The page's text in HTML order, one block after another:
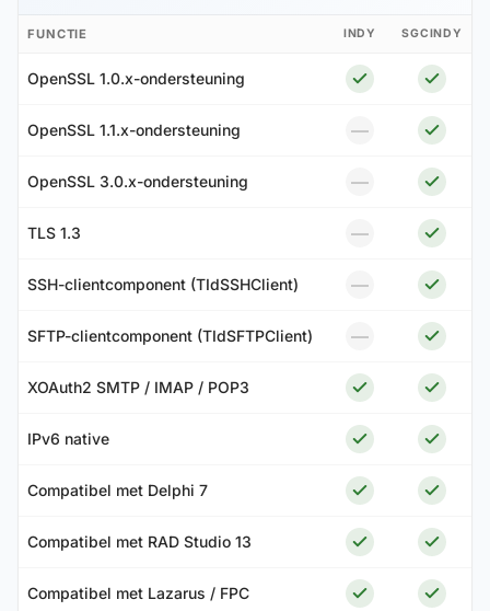
FUNCTIE INDY SGCINDY
OpenSSL 1.0.x-ondersteuning
OpenSSL 1.1.x-ondersteuning —
OpenSSL 3.0.x-ondersteuning —
TLS 1.3 —
SSH-clientcomponent (TIdSSHClient) —
SFTP-clientcomponent (TIdSFTPClient) —
XOAuth2 SMTP / IMAP / POP3
IPv6 native
Compatibel met Delphi 7
Compatibel met RAD Studio 13
Compatibel met Lazarus / FPC